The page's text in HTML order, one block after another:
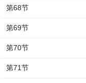
第68节
第69节
第70节
第71节